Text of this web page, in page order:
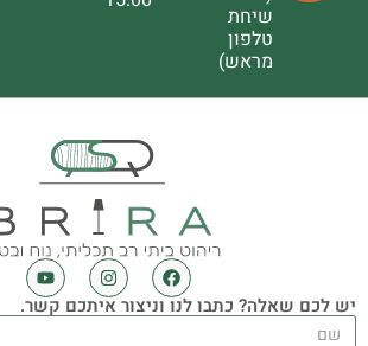
שיחת
טלפון
מראש)
יש לכם שאלה? כתבו לנו וניצור איתכם קשר.